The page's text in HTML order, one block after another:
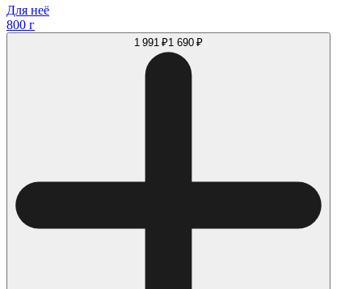
Для неё
800 г
1 991 ₽1 690 ₽